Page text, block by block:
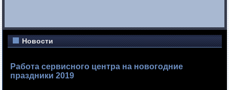
Новости
Работа сервисного центра на новогодние
праздники 2019